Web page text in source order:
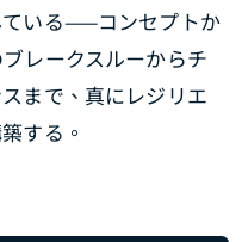
いる——コンセプトか
レークスルーからチ
まで、真にレジリエ
する。